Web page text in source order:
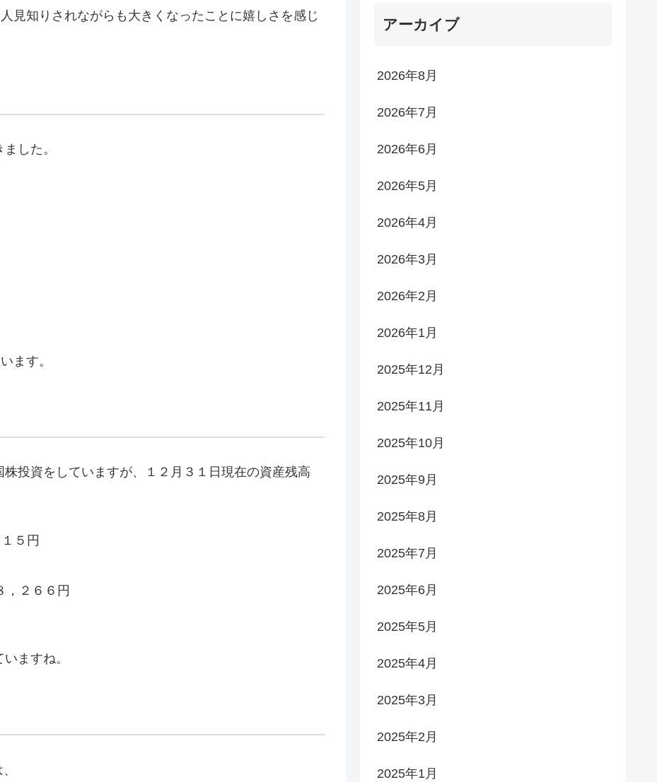
見知りされながらも大きくなったことに嬉しさを感じ
した。
ます。
投資をしていますが、１２月３１日現在の資産残高
５円
２６６円
ますね。
アーカイブ
2026年8月
2026年7月
2026年6月
2026年5月
2026年4月
2026年3月
2026年2月
2026年1月
2025年12月
2025年11月
2025年10月
2025年9月
2025年8月
2025年7月
2025年6月
2025年5月
2025年4月
2025年3月
2025年2月
2025年1月